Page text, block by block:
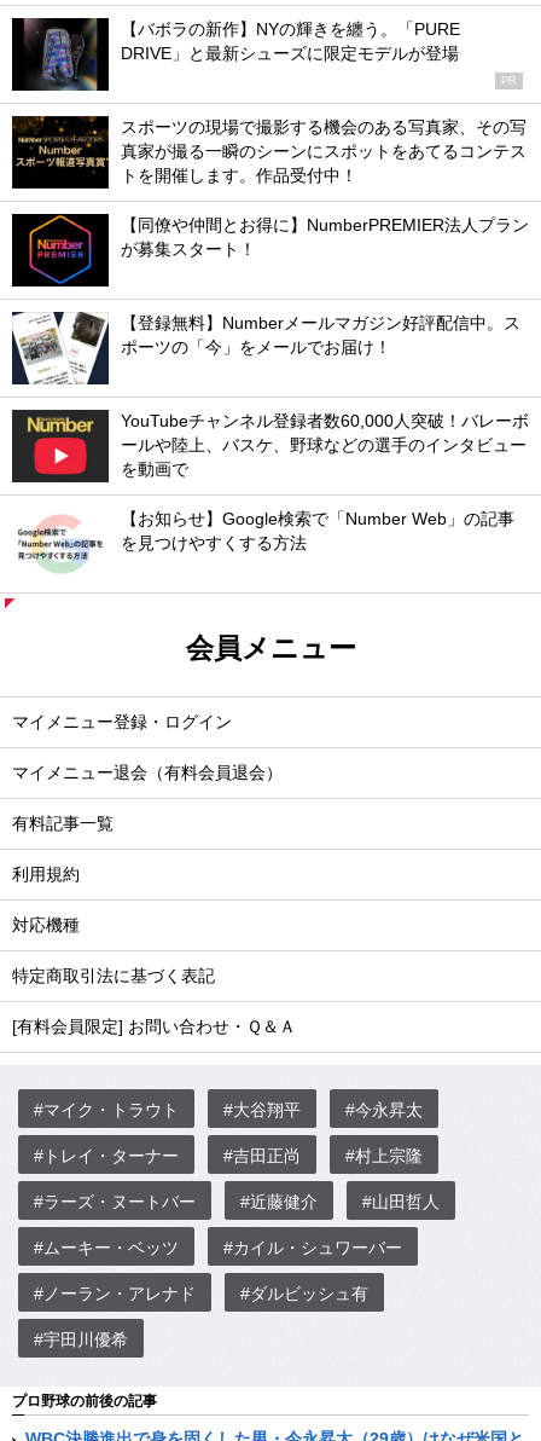
【バボラの新作】NYの輝きを纏う。「PURE
DRIVE」と最新シューズに限定モデルが登場
PR
スポーツの現場で撮影する機会のある写真家、その写
真家が撮る一瞬のシーンにスポットをあてるコンテス
トを開催します。作品受付中！
【同僚や仲間とお得に】NumberPREMIER法人プラン
が募集スタート！
【登録無料】Numberメールマガジン好評配信中。ス
ポーツの「今」をメールでお届け！
YouTubeチャンネル登録者数60,000人突破！バレーボ
ールや陸上、バスケ、野球などの選手のインタビュー
を動画で
【お知らせ】Google検索で「Number Web」の記事
を見つけやすくする方法
会員メニュー
マイメニュー登録・ログイン
マイメニュー退会（有料会員退会）
有料記事一覧
利用規約
対応機種
特定商取引法に基づく表記
[有料会員限定] お問い合わせ・Ｑ＆Ａ
#マイク・トラウト #大谷翔平 #今永昇太
#トレイ・ターナー #吉田正尚 #村上宗隆
#ラーズ・ヌートバー #近藤健介 #山田哲人
#ムーキー・ベッツ #カイル・シュワーバー
#ノーラン・アレナド #ダルビッシュ有
#宇田川優希
プロ野球の前後の記事